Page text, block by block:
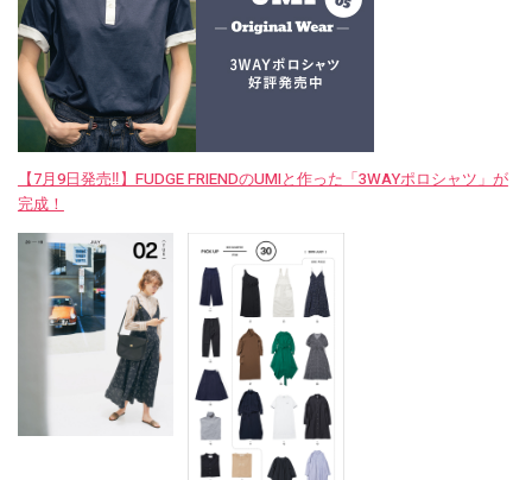
【7月9日発売‼︎】FUDGE FRIENDのUMIと作った「3WAYポロシャツ」が
完成！